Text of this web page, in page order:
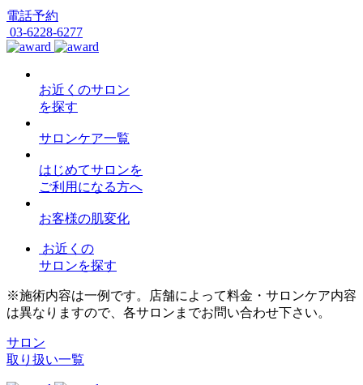
電話予約
03-6228-6277
お近くのサロン
を探す
サロンケア一覧
はじめてサロンを
ご利用になる方へ
お客様の肌変化
お近くの
サロンを探す
※施術内容は一例です。店舗によって料金・サロンケア内容
は異なりますので、各サロンまでお問い合わせ下さい。
サロン
取り扱い一覧